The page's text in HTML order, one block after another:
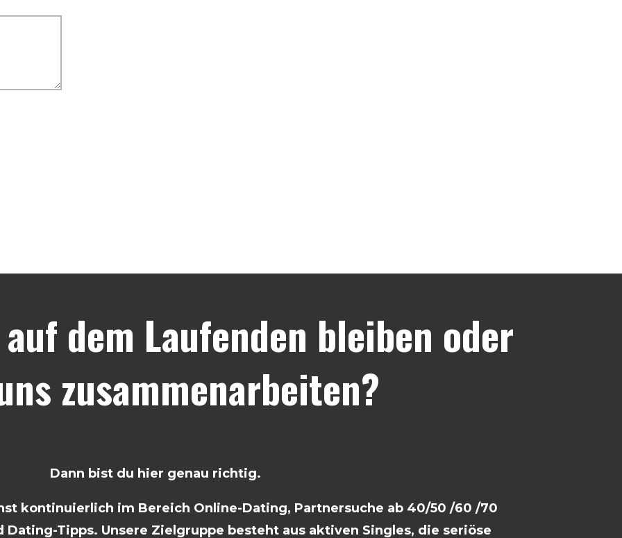
dem Laufenden bleiben oder
zusammenarbeiten?
Dann bist du hier genau richtig.
kontinuierlich im Bereich Online-Dating, Partnersuche ab 40/50 /60 /70
Dating-Tipps. Unsere Zielgruppe besteht aus aktiven Singles, die seriöse